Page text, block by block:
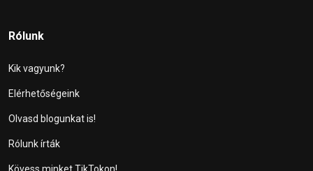
Rólunk
Kik vagyunk?
Elérhetőségeink
Olvasd blogunkat is!
Rólunk írták